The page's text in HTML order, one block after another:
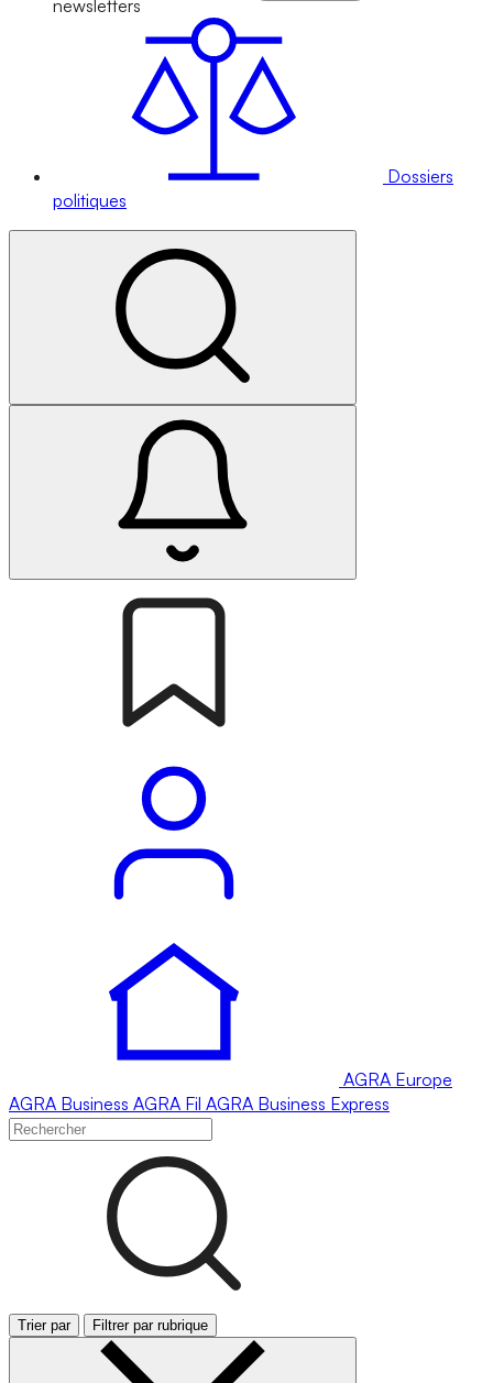
newsletters
Dossiers
politiques
AGRA Europe
AGRA Business AGRA Fil AGRA Business Express
Trier par Filtrer par rubrique